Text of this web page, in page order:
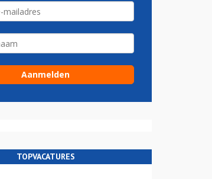
TOPVACATURES